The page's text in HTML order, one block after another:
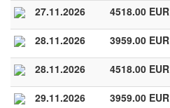
27.11.2026 4518.00 EUR
28.11.2026 3959.00 EUR
28.11.2026 4518.00 EUR
29.11.2026 3959.00 EUR